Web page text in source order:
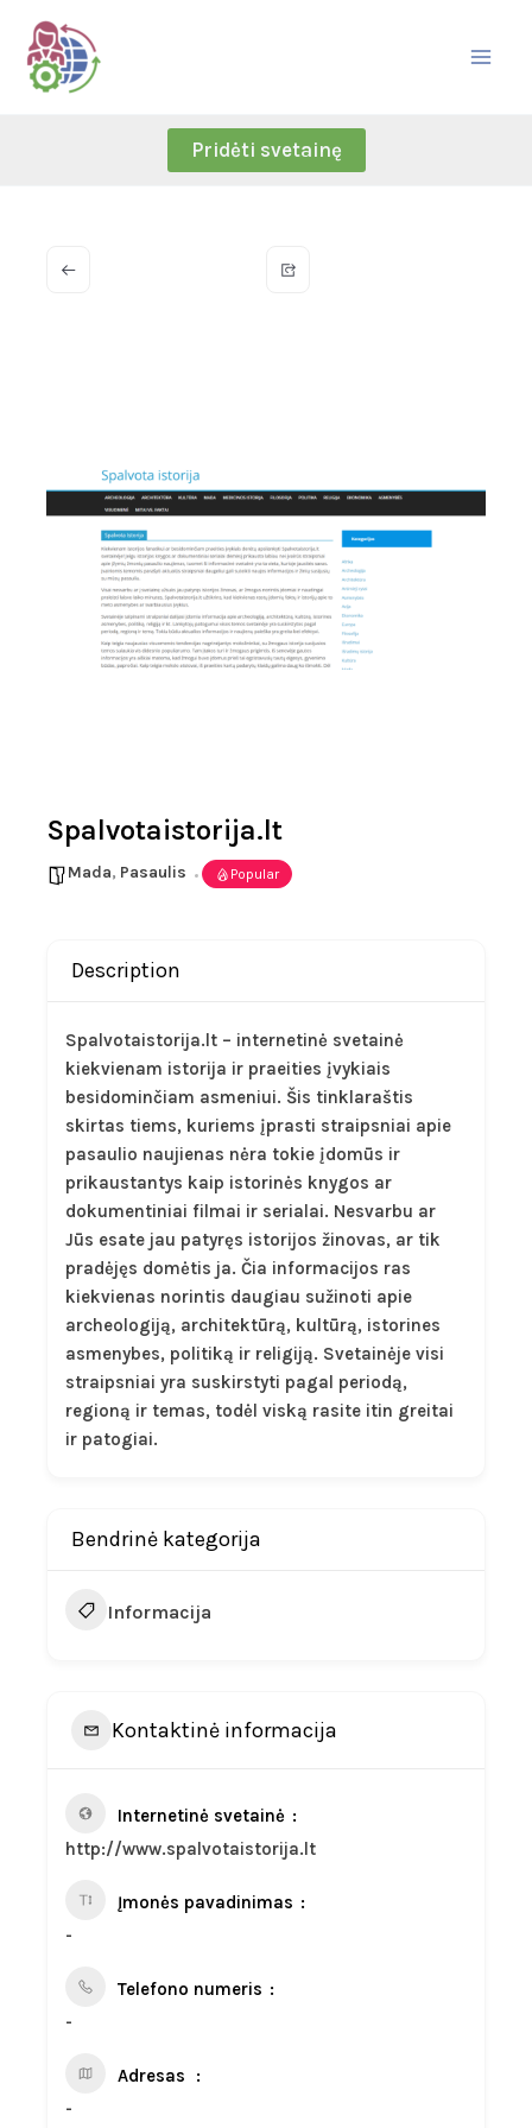
Skip
content
Pridėti svetainę
Spalvotaistorija.lt
Mada, Pasaulis Popular
Description
Spalvotaistorija.lt – internetinė svetainė
kiekvienam istorija ir praeities įvykiais
besidominčiam asmeniui. Šis tinklaraštis
skirtas tiems, kuriems įprasti straipsniai apie
pasaulio naujienas nėra tokie įdomūs ir
prikaustantys kaip istorinės knygos ar
dokumentiniai filmai ir serialai. Nesvarbu ar
Jūs esate jau patyręs istorijos žinovas, ar tik
pradėjęs domėtis ja. Čia informacijos ras
kiekvienas norintis daugiau sužinoti apie
archeologiją, architektūrą, kultūrą, istorines
asmenybes, politiką ir religiją. Svetainėje visi
straipsniai yra suskirstyti pagal periodą,
regioną ir temas, todėl viską rasite itin greitai
ir patogiai.
Bendrinė kategorija
Informacija
Kontaktinė informacija
Internetinė svetainė
http://www.spalvotaistorija.lt
Įmonės pavadinimas
-
Telefono numeris
-
Adresas
-